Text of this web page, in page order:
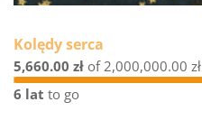
Kolędy serca
5,660.00 zł of 2,000,000.00 zł
6 lat to go